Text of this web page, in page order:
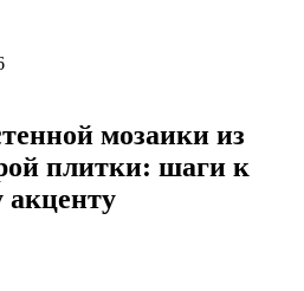
мозаики из
плитки: шаги к
акценту